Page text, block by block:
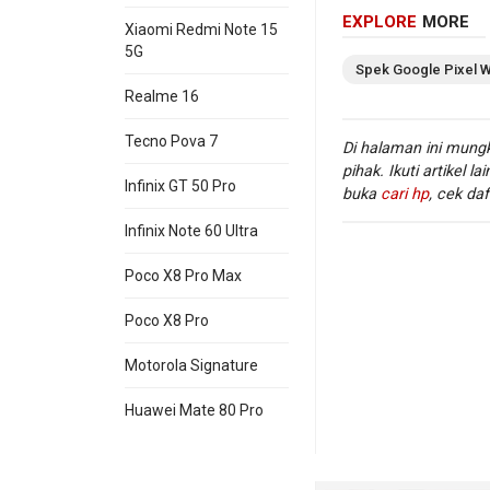
Xiaomi Redmi Note 15
5G
Realme 16
Tecno Pova 7
Infinix GT 50 Pro
Infinix Note 60 Ultra
Poco X8 Pro Max
Poco X8 Pro
Motorola Signature
Huawei Mate 80 Pro
EXPLORE MORE
Spek Google Pixel
Di halaman ini
pihak. Ikuti artikel
buka cari hp, cek